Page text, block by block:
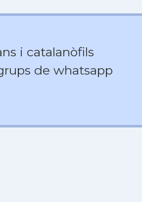
i catalanòfils
de whatsapp